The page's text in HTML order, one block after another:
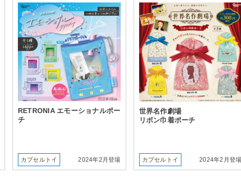
RETRONIA エモーショナルポー
チ
カプセルトイ 2024年2月登場
世界名作劇場
リボン巾着ポーチ
カプセルトイ 2024年2月登